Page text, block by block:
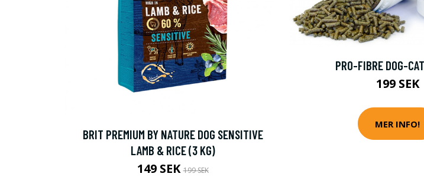
BRIT PREMIUM BY NATURE DOG SENSITIVE
LAMB & RICE (3 KG)
149 SEK199 SEK
PRO-FIBRE DOG-
199 SEK
MER INFO!